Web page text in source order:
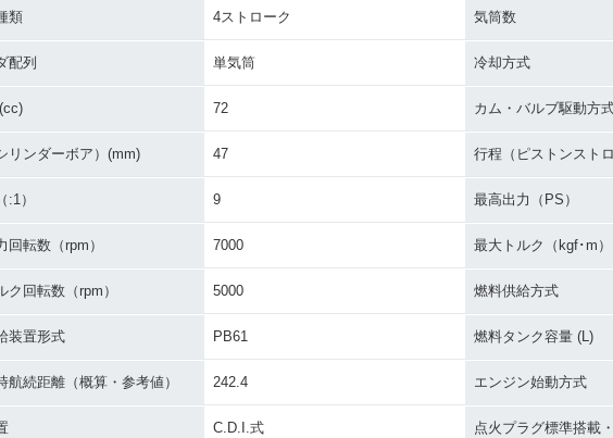
Cub C70
1976年 Super Cub C70
1971年 Super Cub
類 4ストローク 気筒数
配列 単気筒 冷却方式
72 カム・バルブ駆動方
リンダーボア）(mm) 47 行程（ピストンスト
:1） 9 最高出力（PS）
回転数（rpm） 7000 最大トルク（kgf･m）
ク回転数（rpm） 5000 燃料供給方式
装置形式 PB61 燃料タンク容量 (L)
航続距離（概算・参考値） 242.4 エンジン始動方式
C.D.I.式 点火プラグ標準搭載